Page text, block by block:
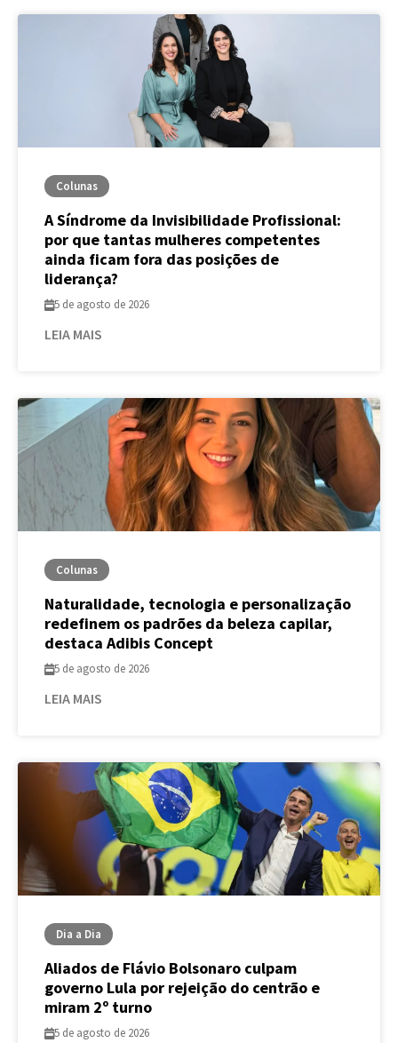
Colunas
A Síndrome da Invisibilidade Profissional:
por que tantas mulheres competentes
ainda ficam fora das posições de
liderança?
5 de agosto de 2026
LEIA MAIS
Colunas
Naturalidade, tecnologia e personalização
redefinem os padrões da beleza capilar,
destaca Adibis Concept
5 de agosto de 2026
LEIA MAIS
Dia a Dia
Aliados de Flávio Bolsonaro culpam
governo Lula por rejeição do centrão e
miram 2º turno
5 de agosto de 2026